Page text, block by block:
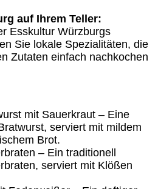
auf Ihrem Teller:
Esskultur Würzburgs
Sie lokale Spezialitäten, die
Zutaten einfach nachkochen
mit Sauerkraut – Eine
serviert mit mildem
Brot.
– Ein traditionell
serviert mit Klößen